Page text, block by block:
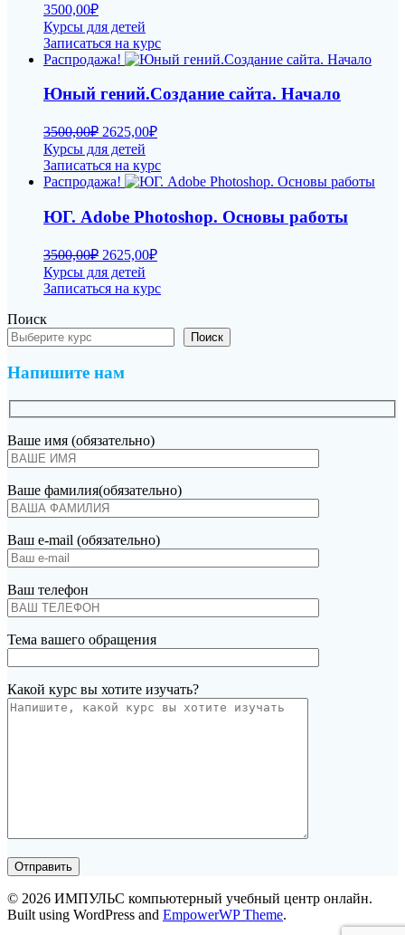
3500,00₽
Курсы для детей
Записаться на курс
Распродажа!
Юный гений.Создание сайта. Начало
3500,00₽ Первоначальная
цена
составляла
3500,00₽.
2625,00₽Текущая
2625,00₽.
Курсы для детей
Записаться на курс
Распродажа!
ЮГ. Adobe Photoshop. Основы работы
3500,00₽ Первоначальная
цена
составляла
2625,00₽Текущая
2625,00₽.
Курсы для детей
Записаться на курс
Поиск
Поиск
Напишите нам
Ваше имя (обязательно)
Ваше фамилия(обязательно)
Ваш e-mail (обязательно)
Ваш телефон
Тема вашего обращения
Какой курс вы хотите изучать?
© 2026 ИМПУЛЬС компьютерный учебный центр онлайн.
Built using WordPress and EmpowerWP Theme.